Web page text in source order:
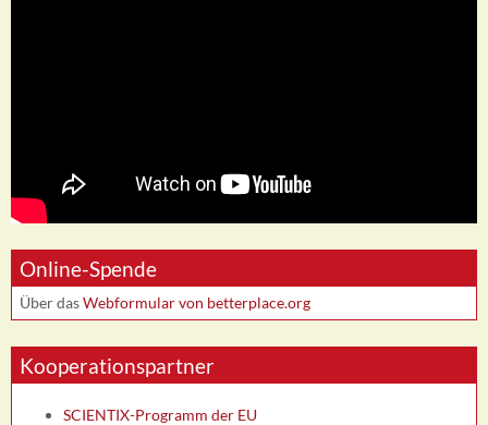
Online-Spende
Über dasWebformular von betterplace.org
Kooperationspartner
SCIENTIX-Programm der EU